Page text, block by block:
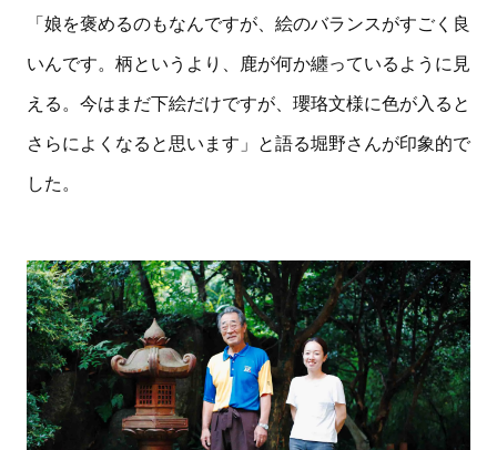
「娘を褒めるのもなんですが、絵のバランスがすごく良
いんです。柄というより、鹿が何か纏っているように見
える。今はまだ下絵だけですが、瓔珞文様に色が入ると
さらによくなると思います」と語る堀野さんが印象的で
した。